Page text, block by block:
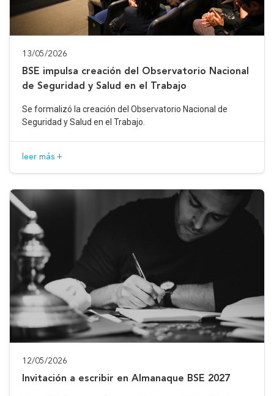
13/05/2026
BSE impulsa creación del Observatorio Nacional
de Seguridad y Salud en el Trabajo
Se formalizó la creación del Observatorio Nacional de
Seguridad y Salud en el Trabajo.
leer más +
12/05/2026
Invitación a escribir en Almanaque BSE 2027